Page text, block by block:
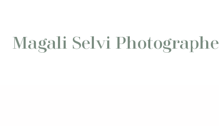
Magali Selvi Photographe